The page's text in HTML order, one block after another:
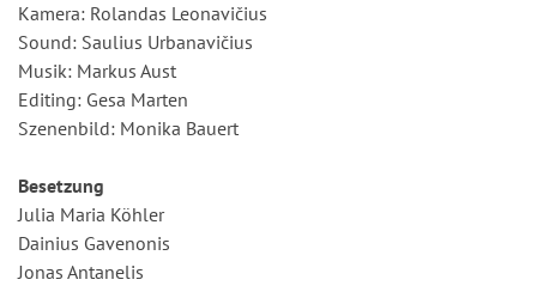
Kamera: Rolandas Leonavičius
Sound: Saulius Urbanavičius
Musik: Markus Aust
Editing: Gesa Marten
Szenenbild: Monika Bauert
Besetzung
Julia Maria Köhler
Dainius Gavenonis
Jonas Antanelis